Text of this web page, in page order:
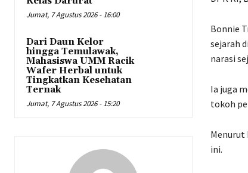
Jumat, 7 Agustus 2026 - 16:00
Dari Daun Kelor
hingga Temulawak,
Mahasiswa UMM Racik
Wafer Herbal untuk
Tingkatkan Kesehatan
Ternak
Jumat, 7 Agustus 2026 - 15:20
Bonnie
sejarah
narasi
Ia juga
tokoh
Menurut
ini.